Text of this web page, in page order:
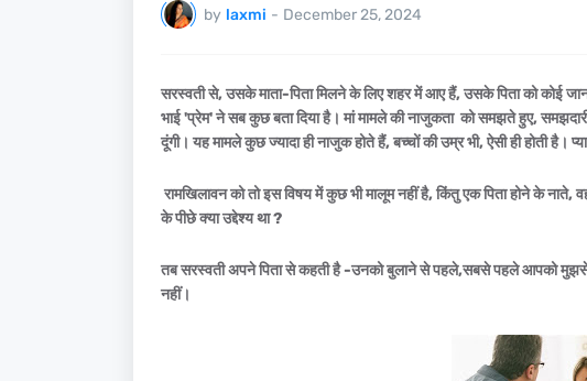
by laxmi - December 25, 2024
सरस्वती से, उसके माता-पिता मिलने के लिए शहर में आए हैं, उसके पिता को कोई
भाई 'प्रेम' ने सब कुछ बता दिया है। मां मामले की नाजुकता को समझते हुए,
दूंगी। यह मामले कुछ ज्यादा ही नाजुक होते हैं, बच्चों की उम्र भी, ऐसी ही होती है।
रामखिलावन को तो इस विषय में कुछ भी मालूम नहीं है, किंतु एक पिता होने के
के पीछे क्या उद्देश्य था ?
तब सरस्वती अपने पिता से कहती है -उनको बुलाने से पहले,सबसे पहले आपको
नहीं।